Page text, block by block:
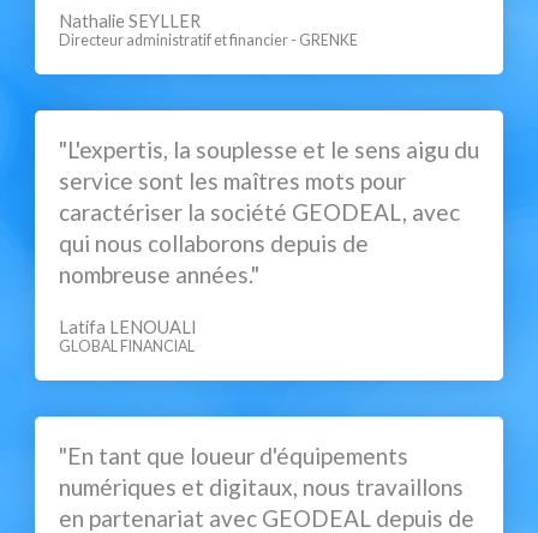
Nathalie SEYLLER
Directeur administratif et financier - GRENKE
"L'expertis, la souplesse et le sens aigu du
service sont les maîtres mots pour
caractériser la société GEODEAL, avec
qui nous collaborons depuis de
nombreuse années."
Latifa LENOUALI
GLOBAL FINANCIAL
"En tant que loueur d'équipements
numériques et digitaux, nous travaillons
en partenariat avec GEODEAL depuis de